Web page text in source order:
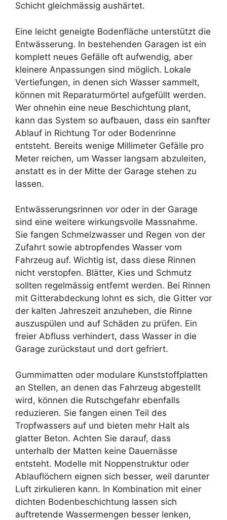
Schicht gleichmässig aushärtet.
Eine leicht geneigte Bodenfläche unterstützt die
Entwässerung. In bestehenden Garagen ist ein
komplett neues Gefälle oft aufwendig, aber
kleinere Anpassungen sind möglich. Lokale
Vertiefungen, in denen sich Wasser sammelt,
können mit Reparaturmörtel aufgefüllt werden.
Wer ohnehin eine neue Beschichtung plant,
kann das System so aufbauen, dass ein sanfter
Ablauf in Richtung Tor oder Bodenrinne
entsteht. Bereits wenige Millimeter Gefälle pro
Meter reichen, um Wasser langsam abzuleiten,
anstatt es in der Mitte der Garage stehen zu
lassen.
Entwässerungsrinnen vor oder in der Garage
sind eine weitere wirkungsvolle Massnahme.
Sie fangen Schmelzwasser und Regen von der
Zufahrt sowie abtropfendes Wasser vom
Fahrzeug auf. Wichtig ist, dass diese Rinnen
nicht verstopfen. Blätter, Kies und Schmutz
sollten regelmässig entfernt werden. Bei Rinnen
mit Gitterabdeckung lohnt es sich, die Gitter vor
der kalten Jahreszeit anzuheben, die Rinne
auszuspülen und auf Schäden zu prüfen. Ein
freier Abfluss verhindert, dass Wasser in die
Garage zurückstaut und dort gefriert.
Gummimatten oder modulare Kunststoffplatten
an Stellen, an denen das Fahrzeug abgestellt
wird, können die Rutschgefahr ebenfalls
reduzieren. Sie fangen einen Teil des
Tropfwassers auf und bieten mehr Halt als
glatter Beton. Achten Sie darauf, dass
unterhalb der Matten keine Dauernässe
entsteht. Modelle mit Noppenstruktur oder
Ablauflöchern eignen sich besser, weil darunter
Luft zirkulieren kann. In Kombination mit einer
dichten Bodenbeschichtung lassen sich
auftretende Wassermengen besser lenken,